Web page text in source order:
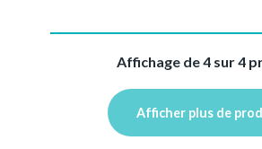
Affichage de 4 sur 4
Afficher plus de